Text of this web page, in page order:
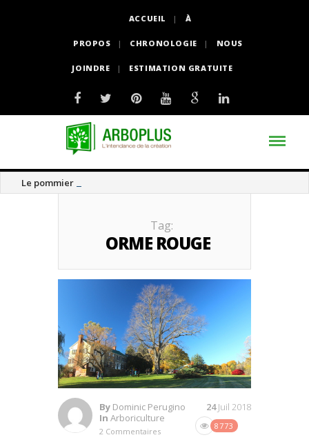
ACCUEIL À
PROPOS CHRONOLOGIE NOUS
JOINDRE ESTIMATION GRATUITE
Le pommier thé
Tag:
ORME ROUGE
By Dominic Perugino
In Arboriculture
2 Commentaires
8773
24Juil 2018